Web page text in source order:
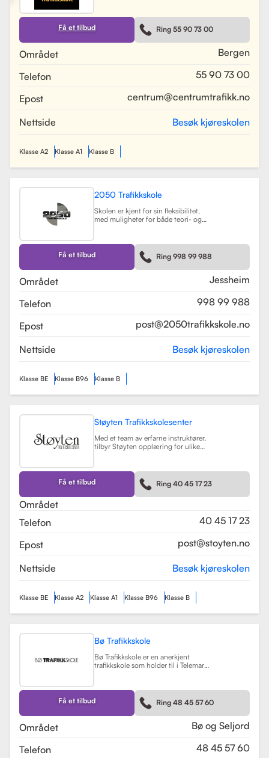
for førerkort i alle klasser, og har et
team av 30 dyktige kjørelærere som
gir undervisning i et trygt og vennlig
miljø. Med lokaler i Bergen sentrum,
elevene best mulig til oppkjøring.
Gjennom en kombinasjon av teori
gjøre prosessen med å ta førerkort
både enkel og trygg for alle elever.
Få et tilbud Ring 55 90 73 00
Området
Bergen
Telefon
55 90 73 00
Epost
centrum@centrumtrafikk.no
Nettside Besøk kjøreskolen
Klasse A2 Klasse A1 Klasse B
2050 Trafikkskole
Skolen er kjent for sin fleksibilitet,
med muligheter for både teori- og
undervisningsmetoder og et
engasjert team, har 2050
Trafikkskole som mål å hjelpe elever
med å bli trygge og kompetente
Få et tilbud Ring 998 99 988
Området
Jessheim
Telefon
998 99 988
Epost
post@2050trafikkskole.no
Nettside Besøk kjøreskolen
Klasse BE Klasse B96 Klasse B
Støyten Trafikkskolesenter
Med et team av erfarne instruktører,
tilbyr Støyten opplæring for ulike
kurs som trafikalt grunnkurs og
mørkekjøring. Skolen er kjent for sin
fleksibilitet og tilpasning til elevenes
behov, noe som gjør
Få et tilbud Ring 40 45 17 23
Området
Telefon
40 45 17 23
Epost
post@stoyten.no
Nettside Besøk kjøreskolen
Klasse BE Klasse A2 Klasse A1 Klasse B96 Klasse B
Bø Trafikkskole
Bø Trafikkskole er en anerkjent
trafikkskole som holder til i Telemark,
elever. Skolen tilbyr opplæring for
førerkort i klasse B, B96 og BE, samt
en rekke kurs som trafikalt
grunnkurs, mørkekjøring, førstehjelp
Få et tilbud Ring 48 45 57 60
Området
Bø og Seljord
Telefon
48 45 57 60